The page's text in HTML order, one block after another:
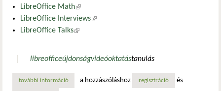
LibreOffice Math(külső hivatkozás)
LibreOffice Interviews(külső hivatkozás)
LibreOffice Talks(külső hivatkozás)
libreofficeújdonságvideóoktatástanulás
további információtovábbi libreoffice videók tartalommal kapcsolatosan
a hozzászóláshoz regisztráció és